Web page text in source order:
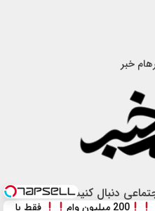
خبر
دنبال کنید
200 میلیون وام فقط با